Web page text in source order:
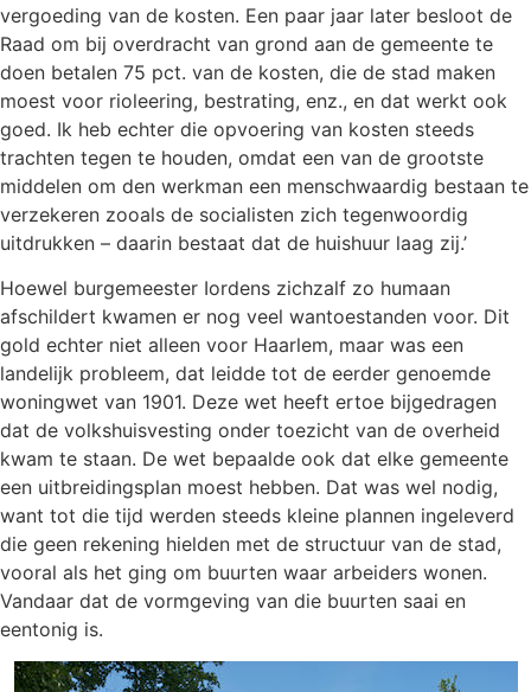
vergoeding van de kosten. Een paar jaar later besloot de
Raad om bij overdracht van grond aan de gemeente te
doen betalen 75 pct. van de kosten, die de stad maken
moest voor rioleering, bestrating, enz., en dat werkt ook
goed. Ik heb echter die opvoering van kosten steeds
trachten tegen te houden, omdat een van de grootste
middelen om den werkman een menschwaardig bestaan te
verzekeren zooals de socialisten zich tegenwoordig
uitdrukken – daarin bestaat dat de huishuur laag zij.’
Hoewel burgemeester Iordens zichzalf zo humaan
afschildert kwamen er nog veel wantoestanden voor. Dit
gold echter niet alleen voor Haarlem, maar was een
landelijk probleem, dat leidde tot de eerder genoemde
woningwet van 1901. Deze wet heeft ertoe bijgedragen
dat de volkshuisvesting onder toezicht van de overheid
kwam te staan. De wet bepaalde ook dat elke gemeente
een uitbreidingsplan moest hebben. Dat was wel nodig,
want tot die tijd werden steeds kleine plannen ingeleverd
die geen rekening hielden met de structuur van de stad,
vooral als het ging om buurten waar arbeiders wonen.
Vandaar dat de vormgeving van die buurten saai en
eentonig is.